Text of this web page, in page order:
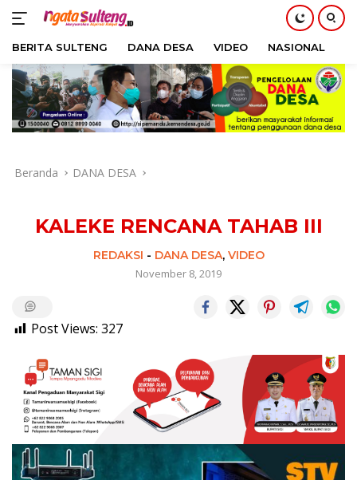
Langsung
konten
BERITA SULTENG DANA DESA VIDEO NASIONAL
Beranda DANA DESA
KALEKE RENCANA TAHAB III
REDAKSI - DANA DESA, VIDEO
November 8, 2019
Post Views: 327